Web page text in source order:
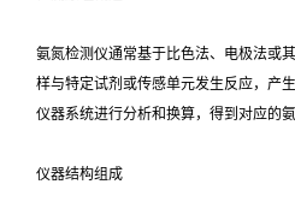
氨氮检测仪通常基于比色法、电极法或
样与特定试剂或传感单元发生反应，产
仪器系统进行分析和换算，得到对应的氨
仪器结构组成